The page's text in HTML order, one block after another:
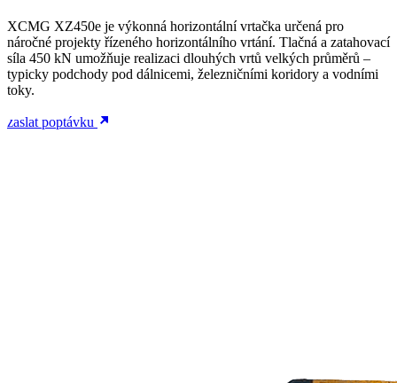
XCMG XZ450e je výkonná horizontální vrtačka určená pro
náročné projekty řízeného horizontálního vrtání. Tlačná a zatahovací
síla 450 kN umožňuje realizaci dlouhých vrtů velkých průměrů –
typicky podchody pod dálnicemi, železničními koridory a vodními
toky.
zaslat poptávku